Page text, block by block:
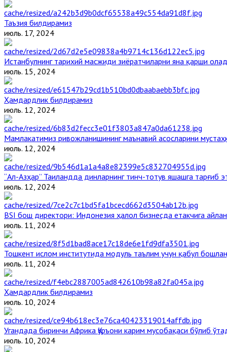
Таъзия билдирамиз
июль. 17, 2024
Истанбулнинг тарихий масжиди зиёратчиларни яна қарши
июль. 15, 2024
Ҳамдардлик билдирамиз
июль. 12, 2024
Мамлакатимиз ривожланишининг маънавий асосларини
июль. 12, 2024
“Ал-Азҳар” Таиландда динларнинг тинч-тотув яшашга тарғиб
июль. 12, 2024
BSI бош директори: Индонезия ҳалол бизнесда етакчига
июль. 11, 2024
Тошкент ислом институтида модуль таълим учун қабул
июль. 11, 2024
Ҳамдардлик билдирамиз
июль. 10, 2024
Угандада биринчи Aфрика Қуръони карим мусобақаси бўлиб
июль. 10, 2024